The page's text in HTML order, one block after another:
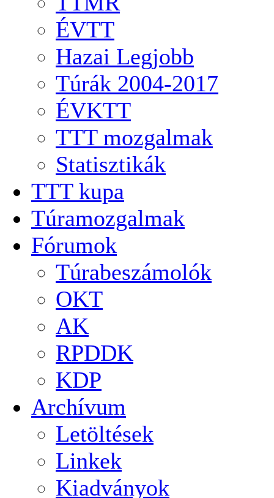
ÉVTT
Hazai Legjobb
Túrák 2004-2017
ÉVKTT
TTT mozgalmak
Statisztikák
TTT kupa
Túramozgalmak
Fórumok
Túrabeszámolók
OKT
AK
RPDDK
KDP
Archívum
Letöltések
Linkek
Kiadványok